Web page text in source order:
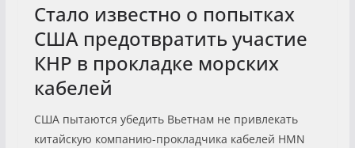
Стало известно о попытках
США предотвратить участие
КНР в прокладке морских
кабелей
США пытаются убедить Вьетнам не привлекать
китайскую компанию-прокладчика кабелей HMN